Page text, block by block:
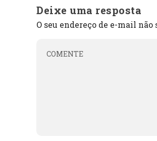
Deixe uma resposta
O seu endereço de e-mail não